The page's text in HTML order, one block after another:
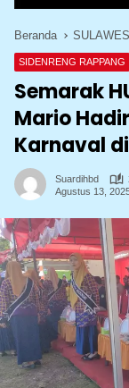
Beranda
SIDENRENG RAPPANG
Semarak
Mario
Karnaval
Suardihbd
Agustus 13,